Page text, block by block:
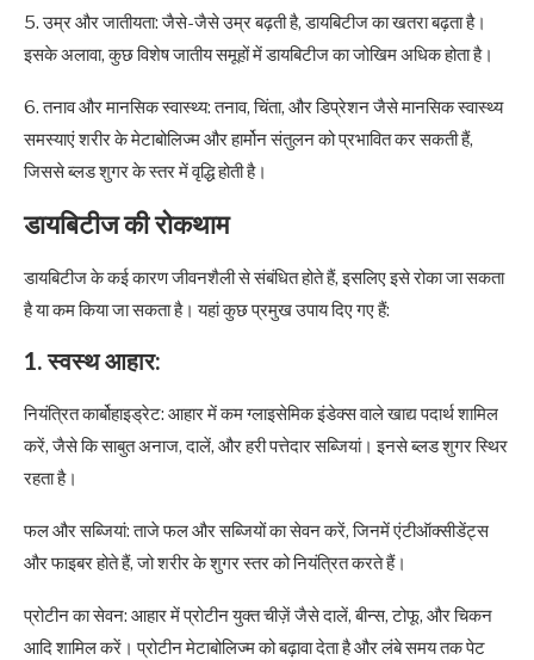
5. उम्र और जातीयता: जैसे-जैसे उम्र बढ़ती है, डायबिटीज का खतरा बढ़ता है।
इसके अलावा, कुछ विशेष जातीय समूहों में डायबिटीज का जोखिम अधिक होता है।
6. तनाव और मानसिक स्वास्थ्य: तनाव, चिंता, और डिप्रेशन जैसे मानसिक स्वास्थ्य
समस्याएं शरीर के मेटाबोलिज्म और हार्मोन संतुलन को प्रभावित कर सकती हैं,
जिससे ब्लड शुगर के स्तर में वृद्धि होती है।
डायबिटीज की रोकथाम
डायबिटीज के कई कारण जीवनशैली से संबंधित होते हैं, इसलिए इसे रोका जा सकता
है या कम किया जा सकता है। यहां कुछ प्रमुख उपाय दिए गए हैं:
1. स्वस्थ आहार:
नियंत्रित कार्बोहाइड्रेट: आहार में कम ग्लाइसेमिक इंडेक्स वाले खाद्य पदार्थ शामिल
करें, जैसे कि साबुत अनाज, दालें, और हरी पत्तेदार सब्जियां। इनसे ब्लड शुगर स्थिर
रहता है।
फल और सब्जियां: ताजे फल और सब्जियों का सेवन करें, जिनमें एंटीऑक्सीडेंट्स
और फाइबर होते हैं, जो शरीर के शुगर स्तर को नियंत्रित करते हैं।
प्रोटीन का सेवन: आहार में प्रोटीन युक्त चीज़ें जैसे दालें, बीन्स, टोफू, और चिकन
आदि शामिल करें। प्रोटीन मेटाबोलिज्म को बढ़ावा देता है और लंबे समय तक पेट